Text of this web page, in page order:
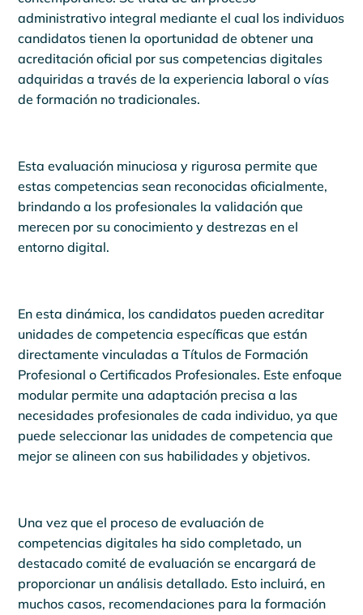
administrativo integral mediante el cual los individuos
candidatos tienen la oportunidad de obtener una
acreditación oficial por sus competencias digitales
adquiridas a través de la experiencia laboral o vías
de formación no tradicionales.
Esta evaluación minuciosa y rigurosa permite que
estas competencias sean reconocidas oficialmente,
brindando a los profesionales la validación que
merecen por su conocimiento y destrezas en el
entorno digital.
En esta dinámica, los candidatos pueden acreditar
unidades de competencia específicas que están
directamente vinculadas a Títulos de Formación
Profesional o Certificados Profesionales. Este enfoque
modular permite una adaptación precisa a las
necesidades profesionales de cada individuo, ya que
puede seleccionar las unidades de competencia que
mejor se alineen con sus habilidades y objetivos.
Una vez que el proceso de evaluación de
competencias digitales ha sido completado, un
destacado comité de evaluación se encargará de
proporcionar un análisis detallado. Esto incluirá, en
muchos casos, recomendaciones para la formación